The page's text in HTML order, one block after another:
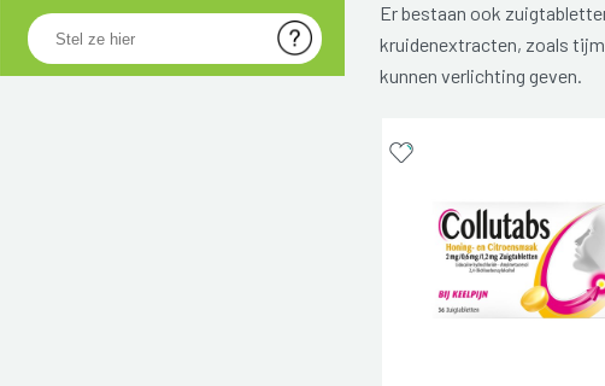
Er bestaan ook
kruidenextracten, zoals
kunnen verlichting geven.